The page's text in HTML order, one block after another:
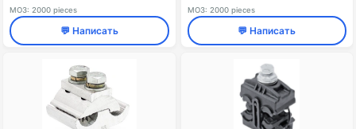
МОЗ: 2000 pieces
💬 Написать
МОЗ: 2000 pieces
💬 Написать